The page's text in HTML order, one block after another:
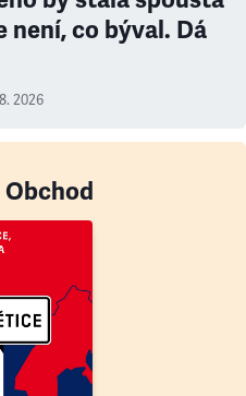
není, co býval. Dá
2026
Obchod